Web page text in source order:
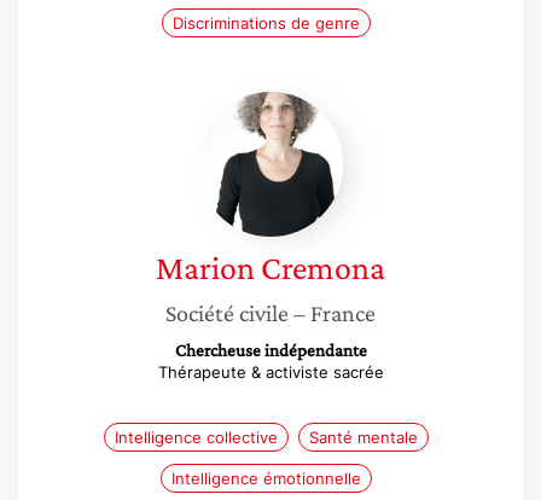
Discriminations de genre
Marion
Cremona
Marion Cremona
Société civile – France
Chercheuse indépendante
Thérapeute & activiste sacrée
Intelligence collective Santé mentale
Intelligence émotionnelle